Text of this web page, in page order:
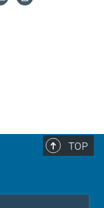
TOP